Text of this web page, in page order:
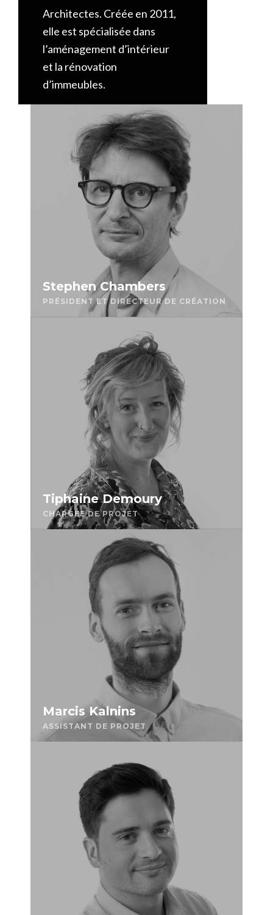
Architectes. Créée en 2011,
elle est spécialisée dans
l’aménagement d’intérieur
et la rénovation
d’immeubles.
Stephen Chambers
PRÉSIDENT ET DIRECTEUR DE CRÉATION
Tiphaine Demoury
CHARGÉE DE PROJET
Marcis Kalnins
ASSISTANT DE PROJET